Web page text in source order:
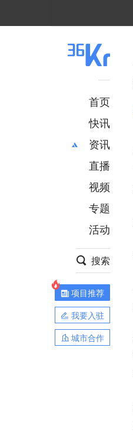
首页
快讯
资讯
推荐
财经
项目推荐
安徽
直播
视频
专题
活动
搜索
项目推荐
我要入驻
城市合作